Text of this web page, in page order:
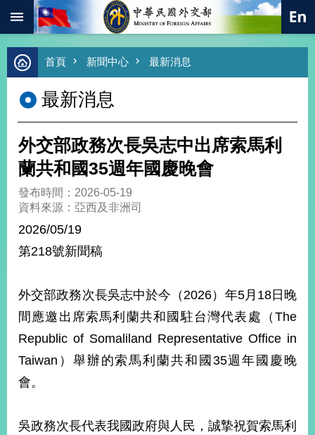
跳到主要內容區塊
進
階
尋
熱
總
合
外
價
外
交
經
濟
不
落
國
海
首頁 新聞中心 最新消息
最新消息
外交部政務次長吳志中出席索馬利
蘭共和國35週年國慶晚會
發布時間：2026-05-19
資料來源：亞西及非洲司
2026/05/19
第218號新聞稿
外交部政務次長吳志中於今（2026）年5月18日晚
間應邀出席索馬利蘭共和國駐台灣代表處（The
Republic of Somaliland Representative Office in
Taiwan）舉辦的索馬利蘭共和國35週年國慶晚
會。
吳政務次長代表我國政府與人民，誠摯祝賀索馬利